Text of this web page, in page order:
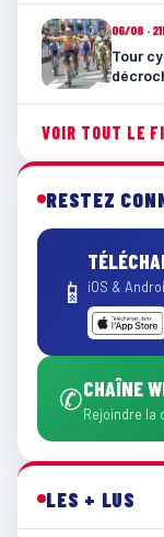
06/08 ·
Tour
VOIR TOUT LE
RESTEZ
📱 iOS &
✆CHAÎNE
Rejoindre la
LES + LUS